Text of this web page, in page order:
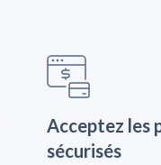
Acceptez les
sécurisés